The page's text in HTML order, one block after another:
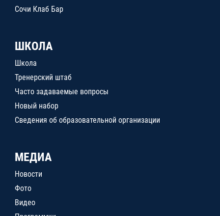
Сочи Клаб Бар
ШКОЛА
Школа
Тренерский штаб
Часто задаваемые вопросы
Новый набор
Сведения об образовательной организации
МЕДИА
Новости
Фото
Видео